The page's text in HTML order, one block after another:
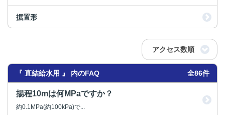
据置形
アクセス数順
『 直結給水用 』 内のFAQ 全86件
揚程10mは何MPaですか？
約0.1MPa(約100kPa)で...